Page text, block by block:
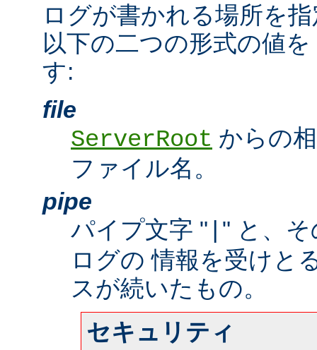
ログが書かれる場所を
以下の二つの形式の値
す:
file
ServerRoot からの
ファイル名。
pipe
パイプ文字 " " と、
ログの 情報を受けと
スが続いたもの。
セキュリティ